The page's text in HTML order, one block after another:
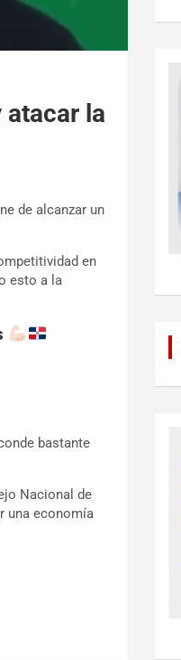
atacar la
de alcanzar un
en
esto a la
bastante
Nacional de
una economía